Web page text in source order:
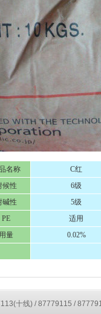
名称 C红
候性 6级
碱性 5级
PE 适用
用量 0.02%
十线) / 87779115 /